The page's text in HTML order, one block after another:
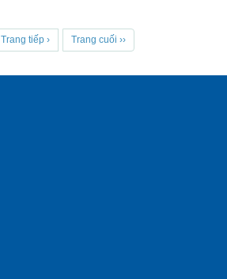
Trang tiếp › Trang cuối ››